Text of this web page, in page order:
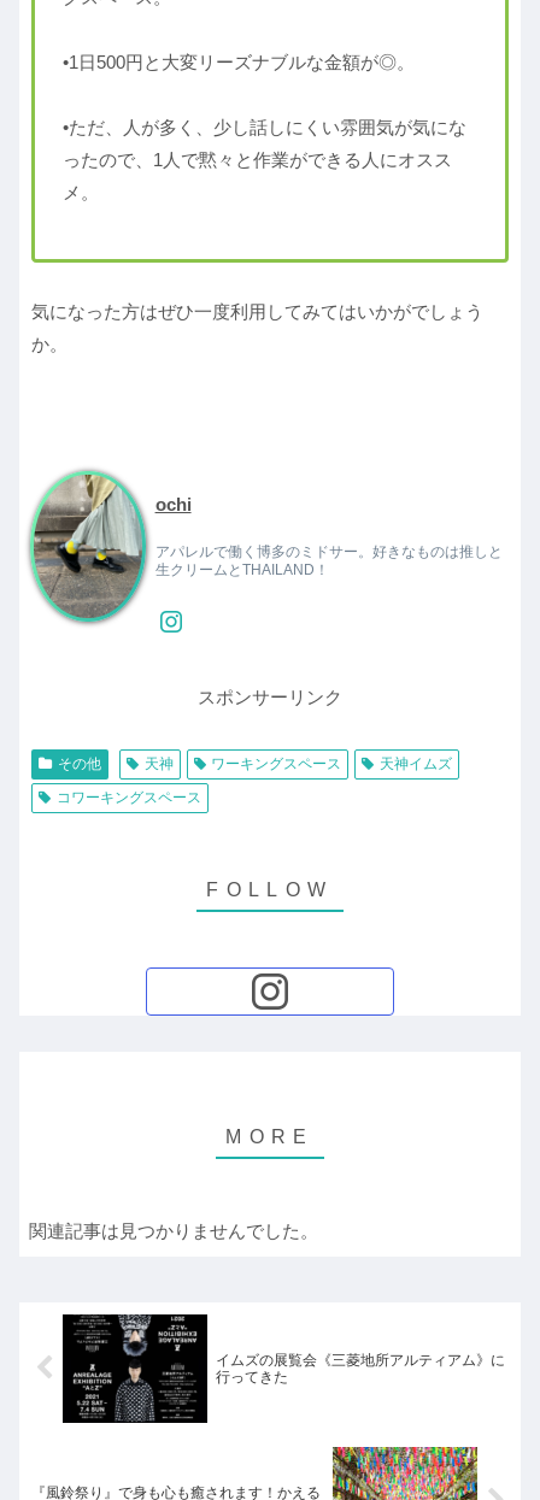
•1日500円と大変リーズナブルな金額が◎。
•ただ、人が多く、少し話しにくい雰囲気が気にな
ったので、1人で黙々と作業ができる人にオスス
メ。
気になった方はぜひ一度利用してみてはいかがでしょう
か。
ochi
アパレルで働く博多のミドサー。好きなものは推しと
生クリームとTHAILAND！
スポンサーリンク
その他 天神 ワーキングスペース
天神イムズ
コワーキングスペース
関連記事は見つかりませんでした。
イムズの展覧会《三菱地所アルティアム》に
行ってきた
『風鈴祭り』で身も心も癒されます！かえる